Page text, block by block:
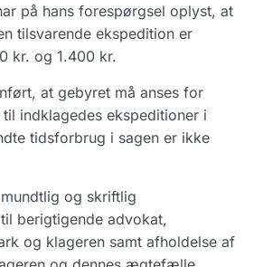
på hans forespørgsel oplyst, at
tilsvarende ekspedition er
kr. og 1.400 kr.
at gebyret må anses for
til indklagedes ekspeditioner i
tidsforbrug i sagen er ikke
og skriftlig
berigtigende advokat,
og klageren samt afholdelse af